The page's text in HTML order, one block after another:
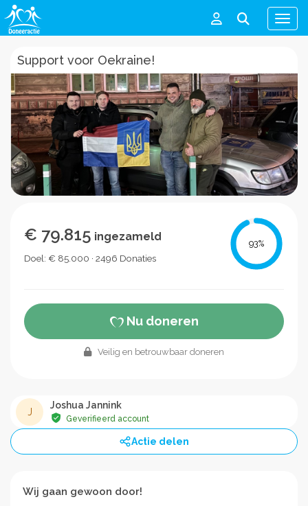
Menu
Support voor Oekraine!
€ 79.815 ingezameld
Doel: € 85.000 · 2496 Donaties
93%
Nu doneren
Veilig en betrouwbaar doneren
J
Joshua Jannink
Geverifieerd account
Actie delen
Wij gaan gewoon door!